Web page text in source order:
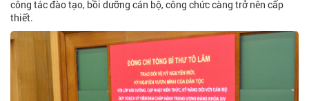
công tác đào tạo, bồi dưỡng cán bộ, công chức càng trở nên cấp
thiết.